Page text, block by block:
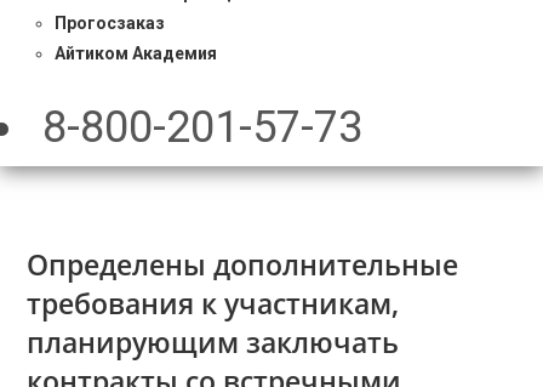
Прогосзаказ
Айтиком Академия
8-800-201-57-73
Определены дополнительные
требования к участникам,
планирующим заключать